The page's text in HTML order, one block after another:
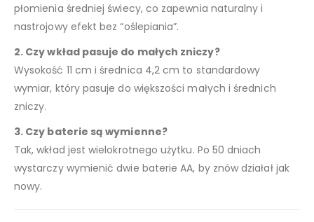
płomienia średniej świecy, co zapewnia naturalny i
nastrojowy efekt bez “oślepiania”.
2. Czy wkład pasuje do małych zniczy?
Wysokość 11 cm i średnica 4,2 cm to standardowy
wymiar, który pasuje do większości małych i średnich
zniczy.
3. Czy baterie są wymienne?
Tak, wkład jest wielokrotnego użytku. Po 50 dniach
wystarczy wymienić dwie baterie AA, by znów działał jak
nowy.